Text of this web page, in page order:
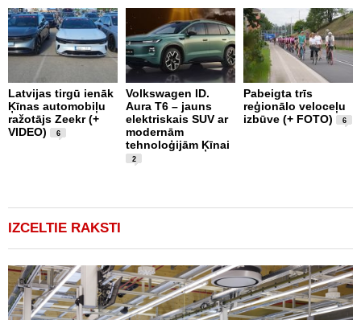
Latvijas tirgū ienāk
Ķīnas automobiļu
ražotājs Zeekr (+
VIDEO)
6
Volkswagen ID.
Aura T6 – jauns
elektriskais SUV ar
modernām
tehnoloģijām Ķīnai
2
Pabeigta trīs
reģionālo veloceļu
izbūve (+ FOTO)
6
IZCELTIE RAKSTI